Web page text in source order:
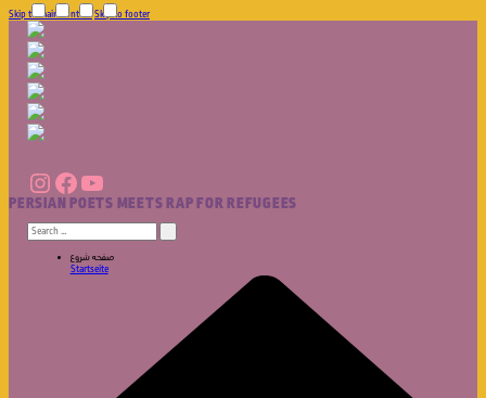
Skip to main contentSkip to footer
Instagram
Facebook
YouTube
Search
for:
صفحه شروع
Startseite
PERSIAN POETS MEETS RAP FOR REFUGEES